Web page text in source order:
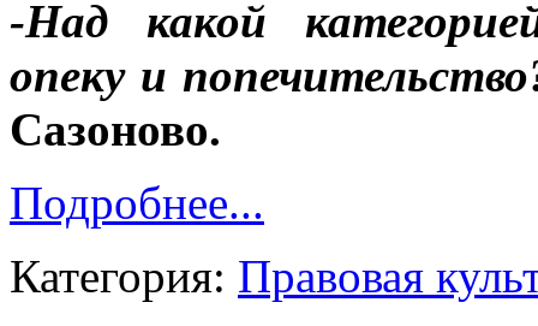
-Над какой
опеку и
Сазоново.
Подробнее...
Категория: Правовая